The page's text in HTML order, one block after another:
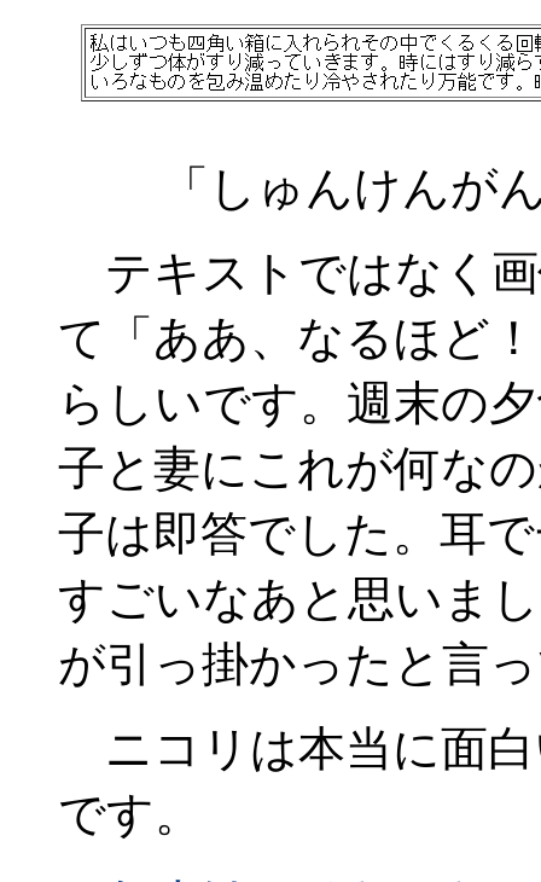
「しゅんけん
テキストではなく
て「ああ、なるほど
らしいです。週末の
子と妻にこれが何な
子は即答でした。耳
すごいなあと思いま
が引っ掛かったと言
ニコリは本当に面
です。